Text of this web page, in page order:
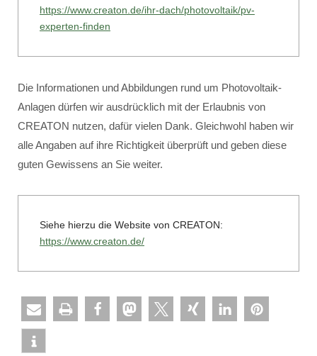
https://www.creaton.de/ihr-dach/photovoltaik/pv-
experten-finden
Die Informationen und Abbildungen rund um Photovoltaik-
Anlagen dürfen wir ausdrücklich mit der Erlaubnis von
CREATON nutzen, dafür vielen Dank. Gleichwohl haben wir
alle Angaben auf ihre Richtigkeit überprüft und geben diese
guten Gewissens an Sie weiter.
Siehe hierzu die Website von CREATON:
https://www.creaton.de/